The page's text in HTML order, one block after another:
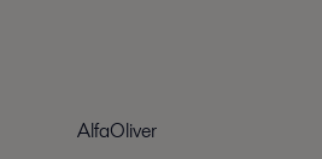
AlfaOliver